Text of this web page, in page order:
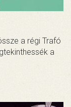
a régi Trafó
a